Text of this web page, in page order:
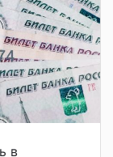
в